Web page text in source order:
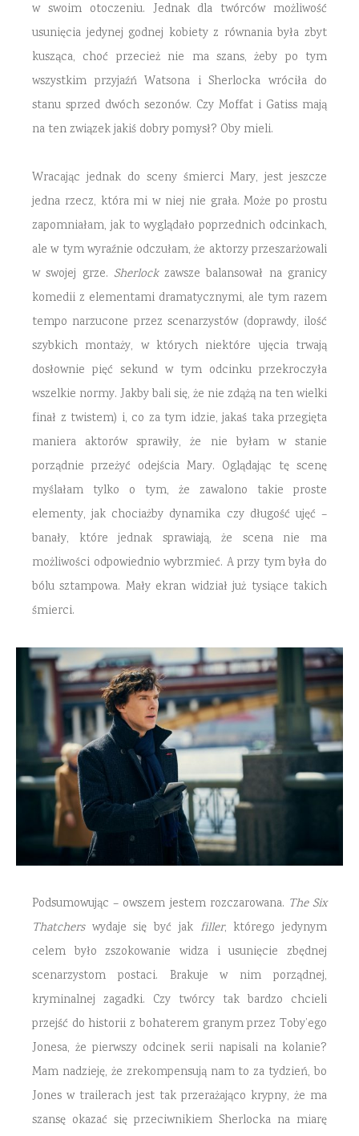
w swoim otoczeniu. Jednak dla twórców możliwość
usunięcia jedynej godnej kobiety z równania była zbyt
kusząca, choć przecież nie ma szans, żeby po tym
wszystkim przyjaźń Watsona i Sherlocka wróciła do
stanu sprzed dwóch sezonów. Czy Moffat i Gatiss mają
na ten związek jakiś dobry pomysł? Oby mieli.
Wracając jednak do sceny śmierci Mary, jest jeszcze
jedna rzecz, która mi w niej nie grała. Może po prostu
zapomniałam, jak to wyglądało poprzednich odcinkach,
ale w tym wyraźnie odczułam, że aktorzy przeszarżowali
w swojej grze. Sherlockzawsze balansował na granicy
komedii z elementami dramatycznymi, ale tym razem
tempo narzucone przez scenarzystów (doprawdy, ilość
szybkich montaży, w których niektóre ujęcia trwają
dosłownie pięć sekund w tym odcinku przekroczyła
wszelkie normy. Jakby bali się, że nie zdążą na ten wielki
finał z twistem) i, co za tym idzie, jakaś taka przegięta
maniera aktorów sprawiły, że nie byłam w stanie
porządnie przeżyć odejścia Mary. Oglądając tę scenę
myślałam tylko o tym, że zawalono takie proste
elementy, jak chociażby dynamika czy długość ujęć –
banały, które jednak sprawiają, że scena nie ma
możliwości odpowiednio wybrzmieć. A przy tym była do
bólu sztampowa. Mały ekran widział już tysiące takich
śmierci.
Podsumowując – owszem jestem rozczarowana. The Six
Thatcherswydaje się być jak filler, którego jedynym
celem było zszokowanie widza i usunięcie zbędnej
scenarzystom postaci. Brakuje w nim porządnej,
kryminalnej zagadki. Czy twórcy tak bardzo chcieli
przejść do historii z bohaterem granym przez Toby’ego
Jonesa, że pierwszy odcinek serii napisali na kolanie?
Mam nadzieję, że zrekompensują nam to za tydzień, bo
Jones w trailerach jest tak przerażająco krypny, że ma
szansę okazać się przeciwnikiem Sherlocka na miarę